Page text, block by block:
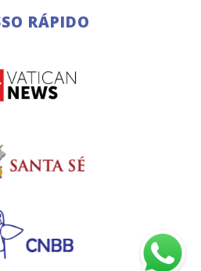
RÁPIDO